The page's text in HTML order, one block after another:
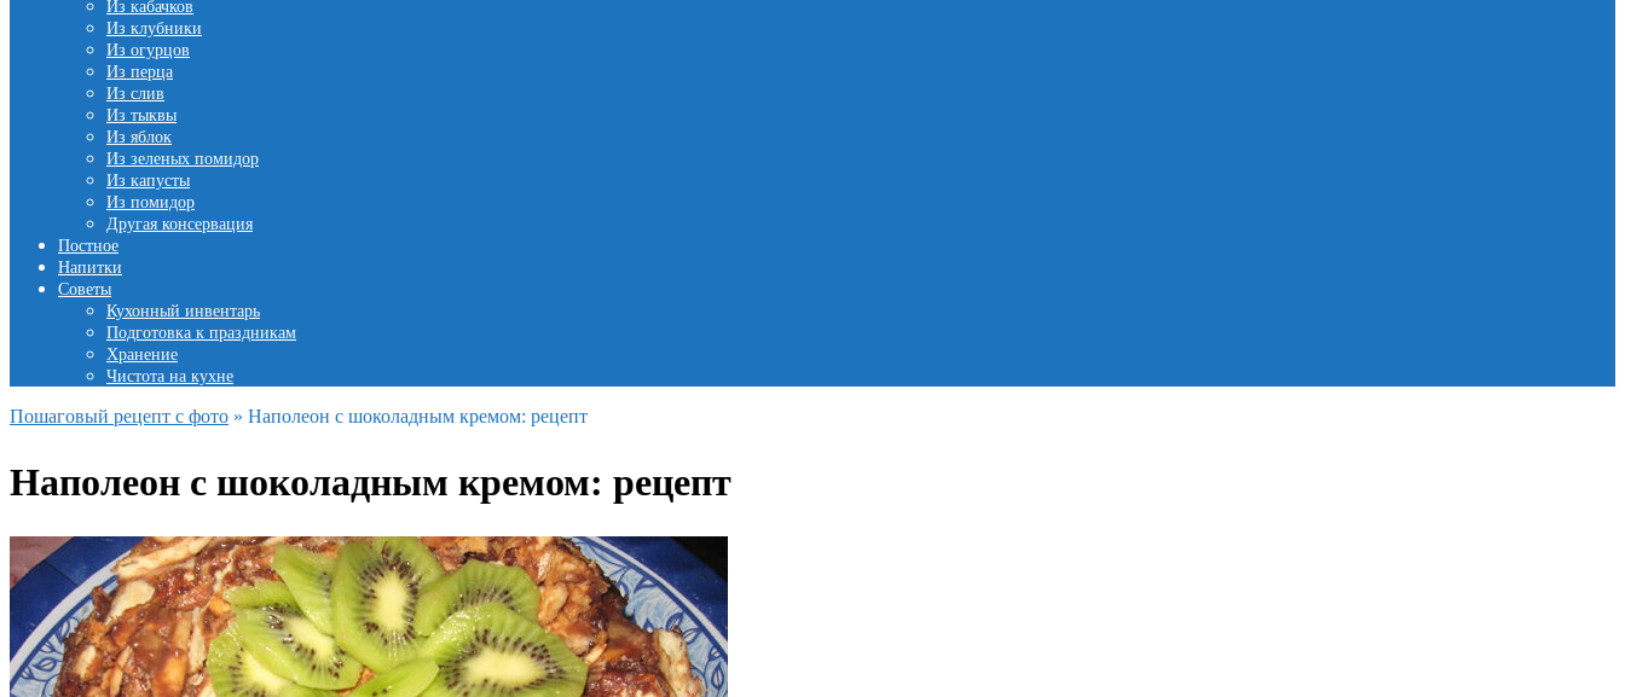
Из кабачков
Из клубники
Из огурцов
Из перца
Из слив
Из тыквы
Из яблок
Из зеленых помидор
Из капусты
Из помидор
Другая консервация
Постное
Напитки
Советы
Кухонный инвентарь
Подготовка к праздникам
Хранение
Чистота на кухне
Пошаговый рецепт с фото » Наполеон с шоколадным кремом: рецепт
Наполеон с шоколадным кремом: рецепт